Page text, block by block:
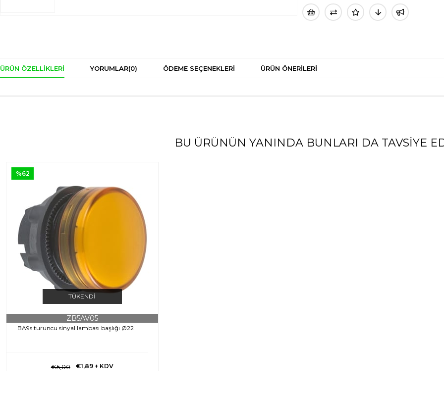
ÜRÜN ÖZELLIKLERI YORUMLAR(0) ÖDEME SEÇENEKLERI ÜRÜN ÖNERILERI
BU ÜRÜNÜN YANINDA BUNLARI DA TAVSIYE
TÜKENDI
BA9s turuncu sinyal lambası başlığı Ø22
ZB5AV05
€1,89 + KDV
€5,00
%62